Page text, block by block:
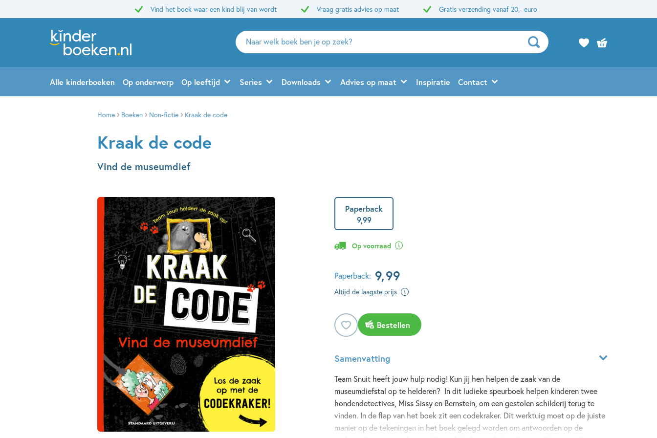
Vind het boek waar een kind blij van wordt Vraag gratis advies op maat Gratis verzending vanaf 20,- euro
Zoeken
naar
en
uitgevers
Alle kinderboeken Op onderwerp Op leeftijd Series Downloads Advies op maat Inspiratie Contact
Home Boeken Non-fictie Kraak de code
Kraak de code
Vind de museumdief
Paperback
9,99
Op voorraad
Paperback: 9,99
Altijd de laagste prijs
Bestellen
Samenvatting
Team Snuit heeft jouw hulp nodig! Kun jij hen helpen de zaak van de
museumdiefstal op te helderen? In dit ludieke speurboek helpen kinderen twee
hondendetectives, Miss Sissy en Bernstein, om een gestolen schilderij terug te
vinden. In de flap van het boek zit een codekraker. Dit werktuig moet op de juiste
manier op de tekeningen in het boek gelegd worden om antwoorden op de